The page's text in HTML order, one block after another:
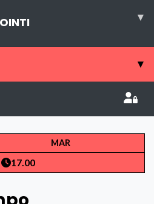
▾
▾
MAR
17.00